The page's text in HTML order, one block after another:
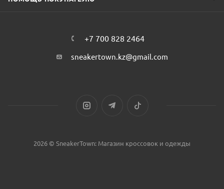
+7 700 828 2464
sneakertown.kz@gmail.com
2026 © SneakerTown: Магазин кроссовок и одежды